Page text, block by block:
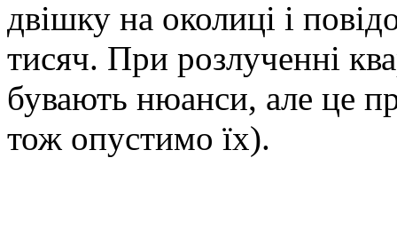
двішку на околиці і
тисяч. При розлученні
бувають нюанси, але це
тож опустимо їх).